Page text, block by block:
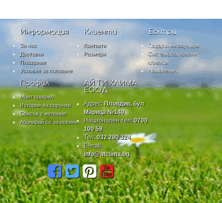
Информация
За нас
Доставки
Плащания
Условия за ползване
Клиенти
Контакти
Размери
Есктри
Подаръчни ваучъри
Система за лоялни
клиенти
Намаления
Профил
Моят профил
История на поръчки
Списък с желания
Абонирай се за новини
АЙ ТИ КЛИМА
ЕООД
Адрес:Пловдив, бул
Марица №140
Национален тел:0700
100 59
Тел:032 280 324
E-mail:
info@atclima.bg